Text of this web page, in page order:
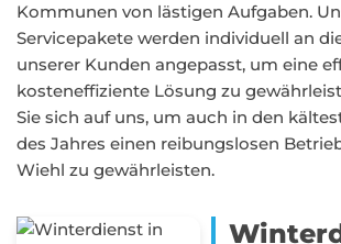
Kommunen von lästigen Aufgaben.
Servicepakete werden individuell an
unserer Kunden angepasst, um eine
kosteneffiziente Lösung zu
Sie sich auf uns, um auch in den
des Jahres einen reibungslosen
Wiehl zu gewährleisten.